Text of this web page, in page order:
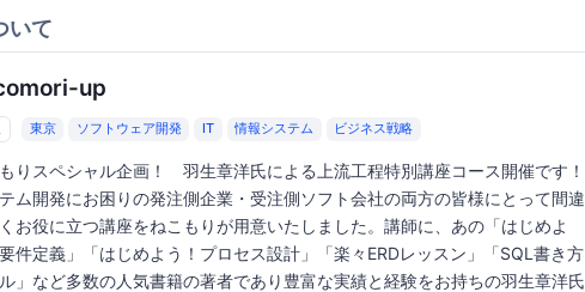
いて
up
東京 ソフトウェア開発 IT 情報システム ビジネス戦略
りスペシャル企画！ 羽生章洋氏による上流工程特別講座コース開催です！
ム開発にお困りの発注側企業・受注側ソフト会社の両方の皆様にとって間違
お役に立つ講座をねこもりが用意いたしました。講師に、あの「はじめよ
件定義」「はじめよう！プロセス設計」「楽々ERDレッスン」「SQL書き方
ル」など多数の人気書籍の著者であり豊富な実績と経験をお持ちの羽生章洋氏